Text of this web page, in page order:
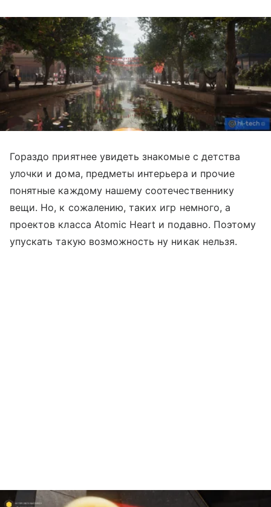
Гораздо приятнее увидеть знакомые с детства
улочки и дома, предметы интерьера и прочие
понятные каждому нашему соотечественнику
вещи. Но, к сожалению, таких игр немного, а
проектов класса Atomic Heart и подавно. Поэтому
упускать такую возможность ну никак нельзя.